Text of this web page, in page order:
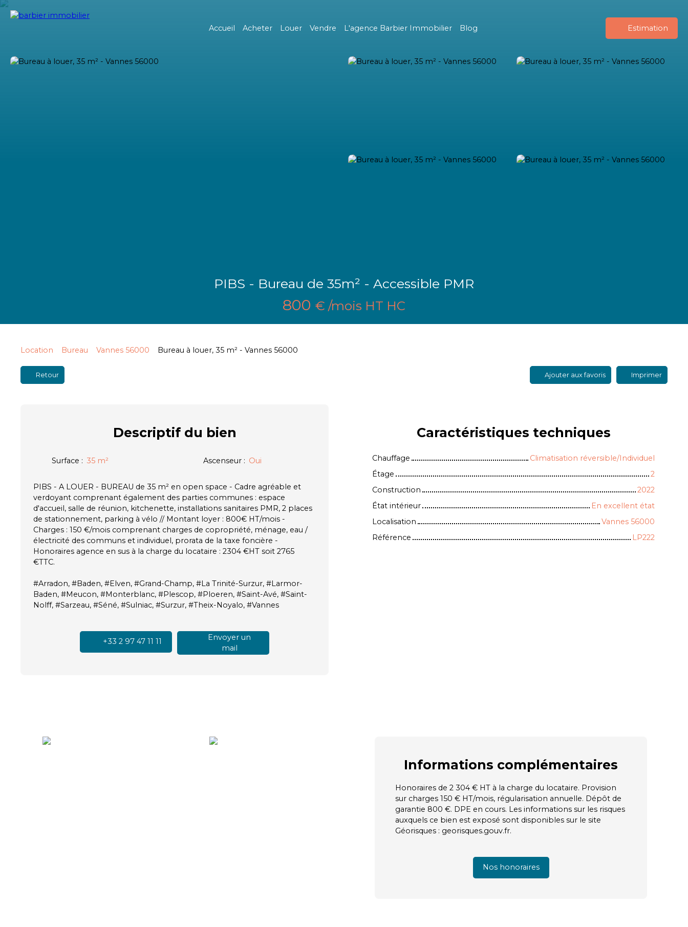
Accueil Acheter Louer Vendre L'agence Barbier Immobilier Blog Estimation
PIBS - Bureau de 35m² - Accessible PMR
800 € /mois HT HC
Location Bureau Vannes 56000 Bureau à louer, 35 m² - Vannes 56000
Retour Ajouter aux favoris Imprimer
Descriptifdu bien
Surface : 35 m² Ascenseur : Oui
PIBS - A LOUER - BUREAU de 35 m² en open space - Cadre agréable et
verdoyant comprenant également des parties communes : espace
d'accueil, salle de réunion, kitchenette, installations sanitaires PMR, 2 places
de stationnement, parking à vélo // Montant loyer : 800€ HT/mois -
Charges : 150 €/mois comprenant charges de copropriété, ménage, eau /
électricité des communs et individuel, prorata de la taxe foncière -
Honoraires agence en sus à la charge du locataire : 2304 €HT soit 2765
€TTC.
#Arradon, #Baden, #Elven, #Grand-Champ, #La Trinité-Surzur, #Larmor-
Baden, #Meucon, #Monterblanc, #Plescop, #Ploeren, #Saint-Avé, #Saint-
Nolff, #Sarzeau, #Séné, #Sulniac, #Surzur, #Theix-Noyalo, #Vannes
+33 2 97 47 11 11
Envoyer un
mail
Caractéristiques techniques
Chauffage
Climatisation réversible/Individuel
Étage
2
Construction
2022
État intérieur
En excellent état
Localisation
Vannes 56000
Référence
LP222
Informations complémentaires
Honoraires de 2 304 € HT à la charge du locataire. Provision
sur charges 150 € HT/mois, régularisation annuelle. Dépôt de
garantie 800 €. DPE en cours. Les informations sur les risques
auxquels ce bien est exposé sont disponibles sur le site
Géorisques : georisques.gouv.fr.
Nos honoraires